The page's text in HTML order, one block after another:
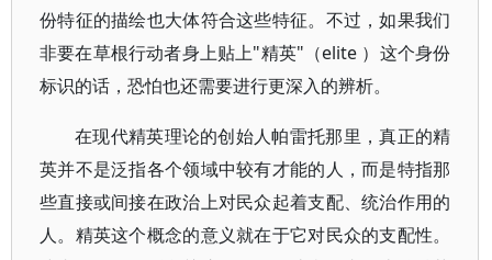
份特征的描绘也大体符合这些特征。不过，如果我们
非要在草根行动者身上贴上"精英"（elite ）这个身份
标识的话，恐怕也还需要进行更深入的辨析。
在现代精英理论的创始人帕雷托那里，真正的精
英并不是泛指各个领域中较有才能的人，而是特指那
些直接或间接在政治上对民众起着支配、统治作用的
人。精英这个概念的意义就在于它对民众的支配性。